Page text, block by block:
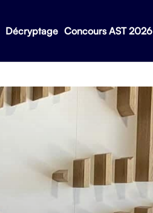
Décryptage Concours AST 2026